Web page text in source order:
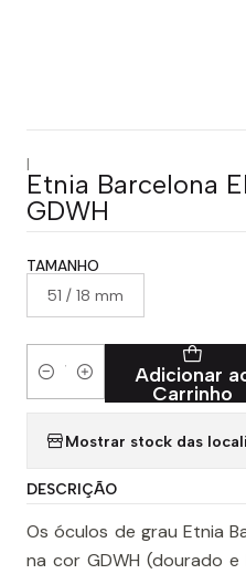
|
Etnia Barcelona
GDWH
TAMANHO
51 / 18 mm
Quantidade
Adicionar
Carrinho
Mostrar stock das
DESCRIÇÃO
Os óculos de grau Etnia
na cor GDWH (dourado